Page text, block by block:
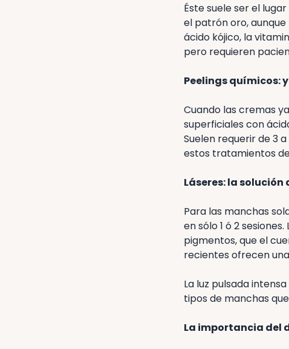
Éste suele ser el
el patrón oro,
ácido kójico, la
pero requieren
Peelings químicos:
Cuando las cremas
superficiales con
Suelen requerir de 3
estos tratamientos
Láseres: la
Para las manchas
en sólo 1 ó 2
pigmentos, que el
recientes ofrecen
La luz pulsada
tipos de manchas
La importancia del